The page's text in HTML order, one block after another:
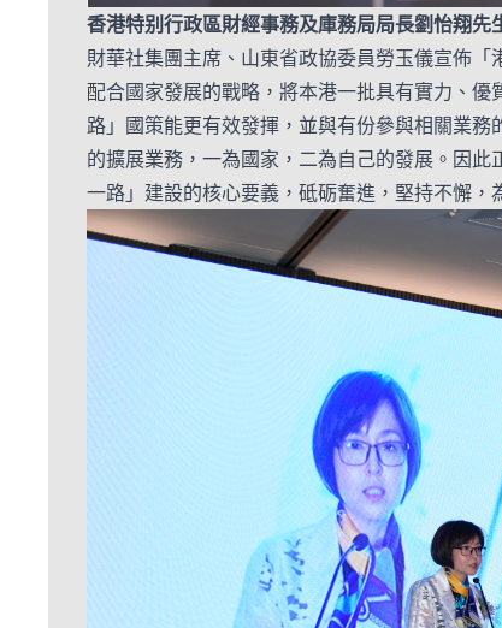
香港特别行政區財經事務及庫務局局長劉怡翔先
財華社集團主席、山東省政協委員勞玉儀宣佈
配合國家發展的戰略，將本港一批具有實力、
路」國策能更有效發揮，並與有份參與相關業
的擴展業務，一為國家，二為自己的發展。因
一路」建設的核心要義，砥砺奮進，堅持不懈，